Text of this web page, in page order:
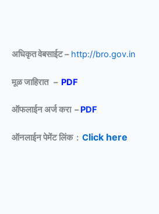
अधिकृत वेबसाईट – http://bro.gov.in
मूळ जाहिरात – PDF
ऑफलाईन अर्ज करा –PDF
ऑनलाईन पेमेंट लिंक : Click here